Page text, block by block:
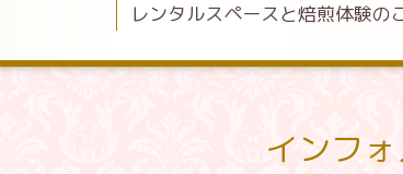
レンタルスペースと焙煎体験の
インフ